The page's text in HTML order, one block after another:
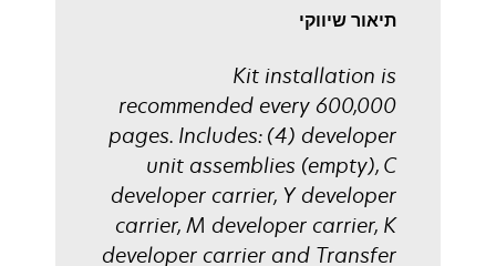
תיאור שיווקי
Kit installation is
recommended every 600,000
pages. Includes: (4) developer
unit assemblies (empty), C
developer carrier, Y developer
carrier, M developer carrier, K
developer carrier and Transfer